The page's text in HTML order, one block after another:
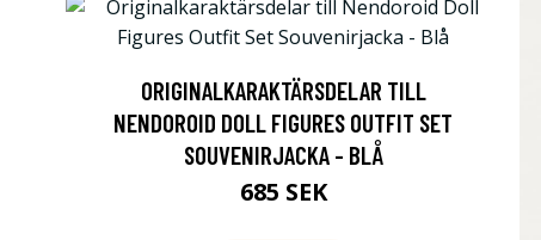
ORIGINALKARAKTÄRSDELAR TILL
NENDOROID DOLL FIGURES OUTFIT SET
SOUVENIRJACKA - BLÅ
685 SEK